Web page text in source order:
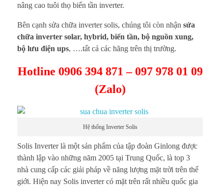
nâng cao tuôi thọ biến tần inverter.
Bên cạnh sửa chữa inverter solis, chúng tôi còn nhận sửa
chữa inverter solar, hybrid, biến tần, bộ nguồn xung,
bộ lưu điện ups, ….tất cả các hãng trên thị trường.
Hotline 0906 394 871 – 097 978 01 09
(Zalo)
Hệ thống Inverter Solis
Solis Inverter là một sản phẩm của tập đoàn Ginlong được
thành lập vào những năm 2005 tại Trung Quốc, là top 3
nhà cung cấp các giải pháp về năng lượng mặt trời trên thế
giới. Hiện nay Solis inverter có mặt trên rất nhiều quốc gia